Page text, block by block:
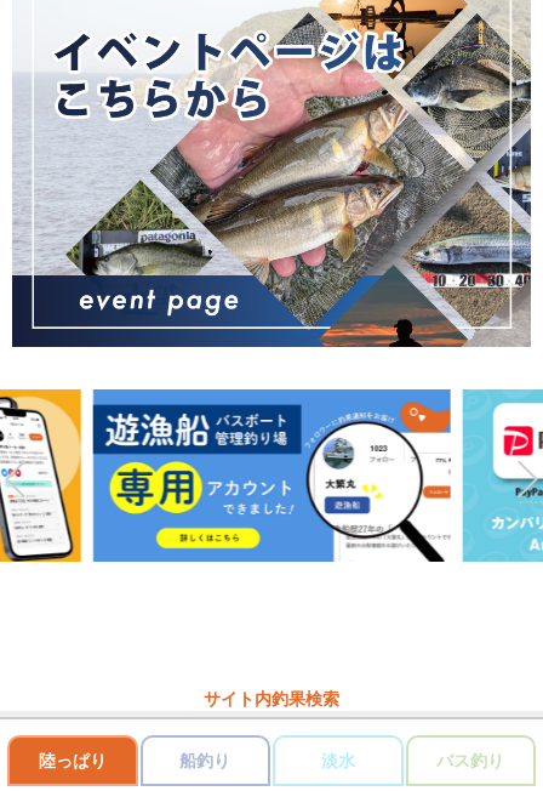
サイト内釣果検索
陸っぱり 船釣り 淡水 バス釣り